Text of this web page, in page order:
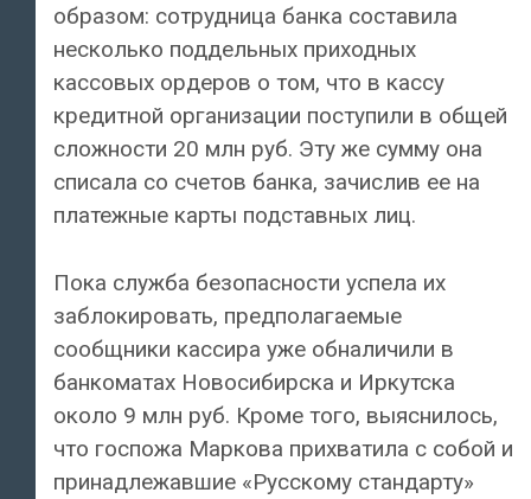
образом: сотрудница банка составила
несколько поддельных приходных
кассовых ордеров о том, что в кассу
кредитной организации поступили в общей
сложности 20 млн руб. Эту же сумму она
списала со счетов банка, зачислив ее на
платежные карты подставных лиц.
Пока служба безопасности успела их
заблокировать, предполагаемые
сообщники кассира уже обналичили в
банкоматах Новосибирска и Иркутска
около 9 млн руб. Кроме того, выяснилось,
что госпожа Маркова прихватила с собой и
принадлежавшие «Русскому стандарту»